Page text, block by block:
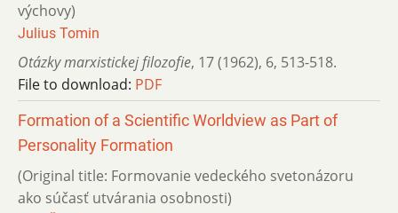
výchovy)
Julius Tomin
Otázky marxistickej filozofie, 17 (1962), 6, 513-518.
File to download: PDF
Formation of a Scientific Worldview as Part of
Personality Formation
(Original title: Formovanie vedeckého svetonázoru
ako súčasť utvárania osobnosti)